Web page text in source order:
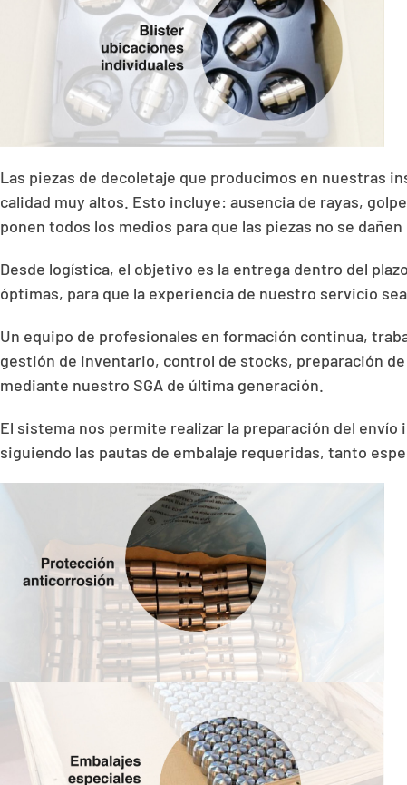
Las piezas de decoletaje que producimos en nuestras
calidad muy altos. Esto incluye: ausencia de rayas,
ponen todos los medios para que las piezas no se
Desde logística, el objetivo es la entrega dentro del
óptimas, para que la experiencia de nuestro servicio
Un equipo de profesionales en formación continua,
gestión de inventario, control de stocks, preparación
mediante nuestro SGA de última generación.
El sistema nos permite realizar la preparación del envío
siguiendo las pautas de embalaje requeridas, tanto